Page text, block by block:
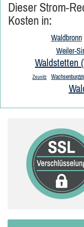
Dieser Strom-
Kosten in:
Waldbronn
Weiler-
Waldstetten
Zeunitz